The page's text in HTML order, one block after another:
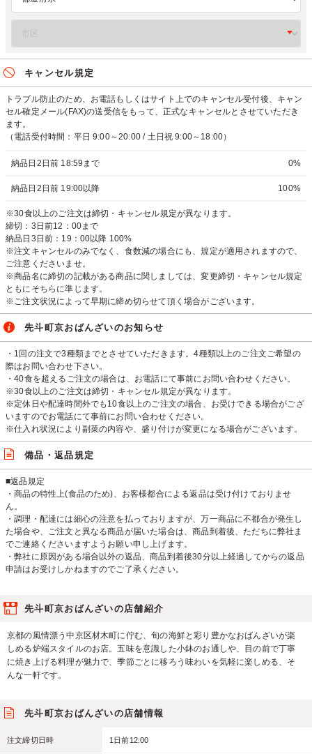
キャンセル規定
トラブル防止のため、お電話もしくはサイト上でのキャンセル受付後、キャン
セル確定メール(FAX)の送受信をもって、正式なキャンセルとさせていただき
ます。
（電話受付時間：平日 9:00～20:00 / 土日祝 9:00～18:00）
納品日2日前 18:59まで 0%
納品日2日前 19:00以降 100%
※30食以上のご注文は締切・キャンセル規定が異なります。
締切：3日前12：00まで
納品日3日前：19：00以降 100%
※注文キャンセルのみでなく、食数減の場合にも、規定が適用されますので、
ご注意くださいませ。
※商品名に締切の記載がある商品に関しましては、変更締切・キャンセル規定
ともにそちらに準じます。
※ご注文状況によって早期に締め切らせて頂く場合がございます。
先斗町京おばんざいのお知らせ
・1回の注文で3種類までとさせていただきます。4種類以上のご注文ご希望の
際はお問い合わせ下さい。
・40食を超えるご注文の場合は、お電話にて事前にお問い合わせください。
※30食以上のご注文は締切・キャンセル規定が異なります。
※定休日や配達時間外でも10食以上のご注文の場合、お受けできる場合がござ
いますのでお電話にて事前にお問い合わせください。
※仕入れ状況により副菜の内容や、盛り付けが変更になる場合がございます。
備品・返品規定
■返品規定
・商品の特性上(食品のため)、お客様都合による返品は受け付けておりませ
ん。
・調理・配達には細心の注意を払っておりますが、万一商品に不都合が発生し
た場合や、ご注文と異なる商品が届いた場合は、商品到着後、ただちに弊社ま
でご連絡くださいますようお願い申し上げます。
・弊社に原因がある場合以外の返品、商品到着後30分以上経過してからの返品
申請はお受けしかねますのでご了承ください。
先斗町京おばんざいの店舗紹介
京都の風情漂う中京区材木町に佇む、旬の海鮮と彩り豊かなおばんざいが楽
しめる炉端スタイルのお店。五味を意識した小鉢のお通しや、目の前で丁寧
に焼き上げる料理が魅力で、季節ごとに移ろう味わいを気軽に楽しめる、そ
んな一軒です。
先斗町京おばんざいの店舗情報
注文締切日時 1日前12:00